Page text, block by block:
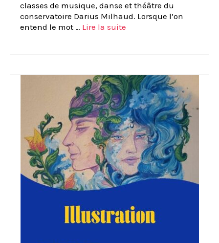
classes de musique, danse et théâtre du
conservatoire Darius Milhaud. Lorsque l’on
entend le mot … Lire la suite­­